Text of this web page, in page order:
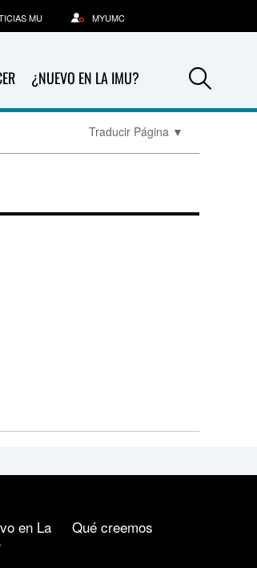
¿NUEVO EN LA IMU?
MU MYUMC
Traducir Página ▼
en La
Qué creemos